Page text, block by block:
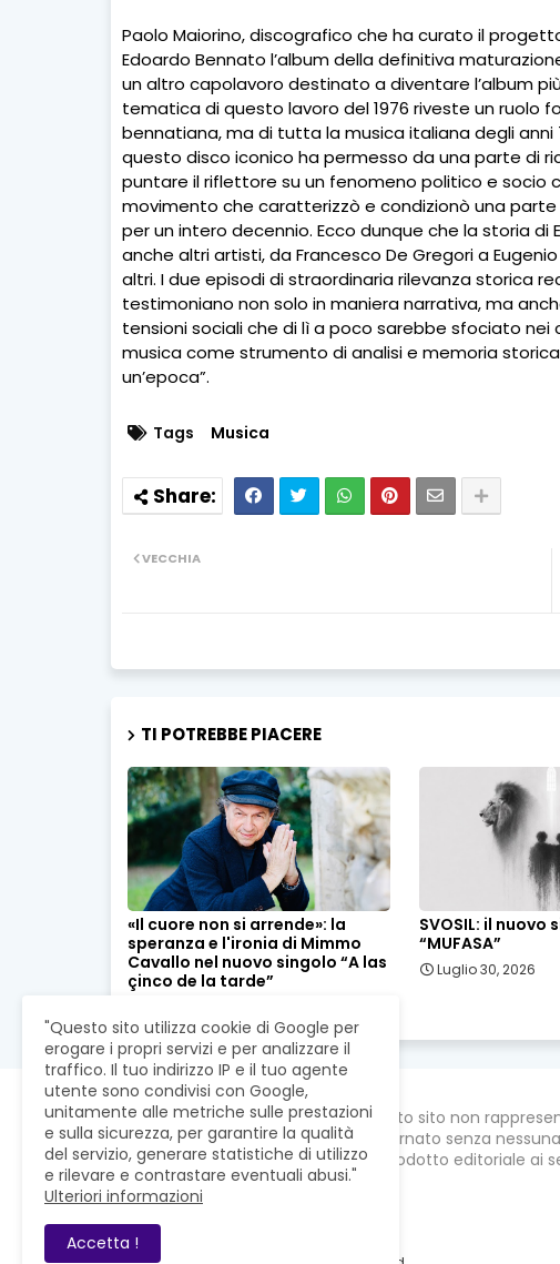
Paolo Maiorino, discografico che ha curato il
Edoardo Bennato l’album della definitiva
un altro capolavoro destinato a diventare l’album
tematica di questo lavoro del 1976 riveste un ruolo
bennatiana, ma di tutta la musica italiana degli anni
questo disco iconico ha permesso da una parte di
puntare il riflettore su un fenomeno politico e socio
movimento che caratterizzò e condizionò una
per un intero decennio. Ecco dunque che la storia
anche altri artisti, da Francesco De Gregori a
altri. I due episodi di straordinaria rilevanza storica
testimoniano non solo in maniera narrativa, ma
tensioni sociali che di lì a poco sarebbe sfociato nei
musica come strumento di analisi e memoria
un’epoca”.
Tags Musica
VECCHIA
TI POTREBBE PIACERE
«Il cuore non si arrende»: la
speranza e l'ironia di Mimmo
Cavallo nel nuovo singolo “A las
çinco de la tarde”
SVOSIL: il nuovo
“MUFASA”
Luglio 30, 2026
Questo sito non
aggiornato senza
un prodotto editoriale ai
"Questo sito utilizza cookie di Google per
erogare i propri servizi e per analizzare il
traffico. Il tuo indirizzo IP e il tuo agente
utente sono condivisi con Google,
unitamente alle metriche sulle prestazioni
e sulla sicurezza, per garantire la qualità
del servizio, generare statistiche di utilizzo
e rilevare e contrastare eventuali abusi."
Ulteriori informazioni
Accetta !